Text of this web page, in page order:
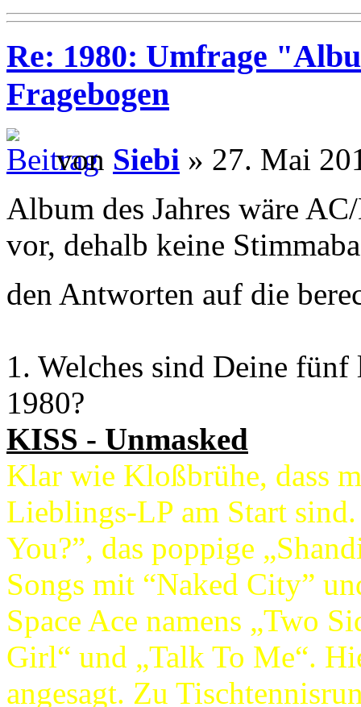
Re: 1980: Umfrage
Fragebogen
von Siebi » 27. Mai
Album des Jahres wäre
vor, dehalb keine
den Antworten auf die
1. Welches sind Deine fünf
1980?
KISS - Unmasked
Klar wie Kloßbrühe, dass
Lieblings-LP am Start
You?”, das poppige
Songs mit “Naked City”
Space Ace namens „Two
Girl“ und „Talk To Me“.
angesagt. Zu